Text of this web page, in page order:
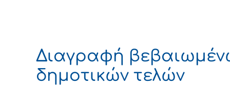
Διαγραφή
δημοτικών τελών